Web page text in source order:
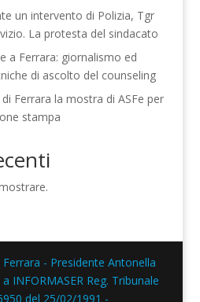
un intervento di Polizia, Tgr
La protesta del sindacato
a Ferrara: giornalismo ed
di ascolto del counseling
Ferrara la mostra di ASFe per
stampa
- Presidente Antonella
INFORMASER Reg. Tribunale
del 25/02/1991 -